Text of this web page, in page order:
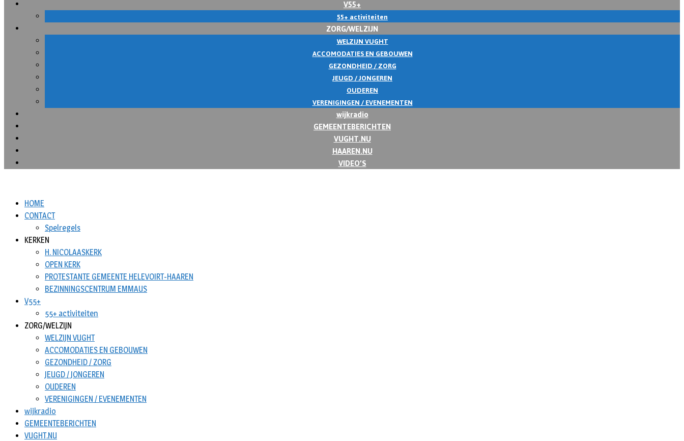
V55+
55+ activiteiten
ZORG/WELZIJN
WELZIJN VUGHT
ACCOMODATIES EN GEBOUWEN
GEZONDHEID / ZORG
JEUGD / JONGEREN
OUDEREN
VERENIGINGEN / EVENEMENTEN
wijkradio
GEMEENTEBERICHTEN
VUGHT.NU
HAAREN.NU
VIDEO’S
HOME
CONTACT
Spelregels
KERKEN
H. NICOLAASKERK
OPEN KERK
PROTESTANTE GEMEENTE HELEVOIRT-HAAREN
BEZINNINGSCENTRUM EMMAUS
V55+
55+ activiteiten
ZORG/WELZIJN
WELZIJN VUGHT
ACCOMODATIES EN GEBOUWEN
GEZONDHEID / ZORG
JEUGD / JONGEREN
OUDEREN
VERENIGINGEN / EVENEMENTEN
wijkradio
GEMEENTEBERICHTEN
VUGHT.NU